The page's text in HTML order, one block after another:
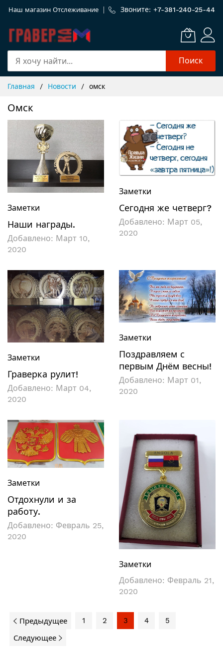
Наш магазин Отслеживание Звоните: +7-381-240-25-44
Поиск
Content
Главная Новости омск
Омск
Заметки
Наши награды.
Добавлено: Март 10,
2020
Заметки
Сегодня же четверг?
Добавлено: Март 05,
2020
Заметки
Граверка рулит!
Добавлено: Март 04,
2020
Заметки
Поздравляем с
первым Днём весны!
Добавлено: Март 01,
2020
Заметки
Отдохнули и за
работу.
Добавлено: Февраль 25,
2020
Заметки
Добавлено: Февраль 21,
2020
Предыдущее 1 2 3 4
5
Следующее